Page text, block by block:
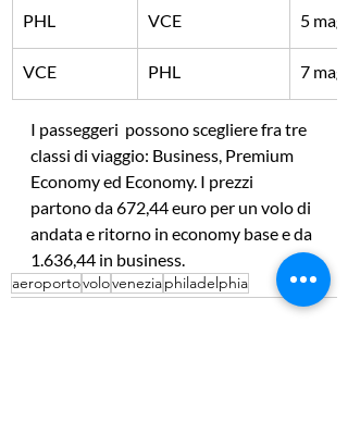
PHL VCE 5
VCE PHL 7
I passeggeri  possono scegliere fra tre
classi di viaggio: Business, Premium
Economy ed Economy. I prezzi
partono da 672,44 euro per un volo di
andata e ritorno in economy base e da
1.636,44 in business.
aeroportovoloveneziaphiladelphia